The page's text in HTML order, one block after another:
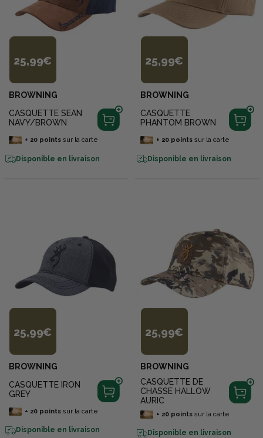
25,99€
BROWNING
CASQUETTE SEAN
NAVY/BROWN
+ 20pointssur la carte
Disponible en livraison
25,99€
BROWNING
CASQUETTE
PHANTOM BROWN
+ 20pointssur la carte
Disponible en livraison
25,99€
BROWNING
CASQUETTE IRON
GREY
+ 20pointssur la carte
Disponible en livraison
25,99€
BROWNING
CASQUETTE DE
CHASSE HALLOW
AURIC
+ 20pointssur la carte
Disponible en livraison